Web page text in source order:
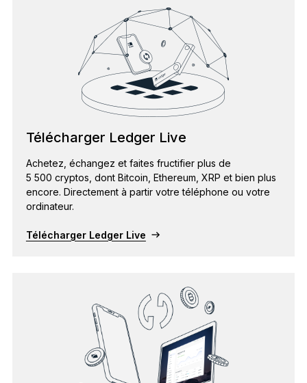
Télécharger Ledger Live
Achetez, échangez et faites fructifier plus de
5 500 cryptos, dont Bitcoin, Ethereum, XRP et bien plus
encore. Directement à partir votre téléphone ou votre
ordinateur.
Télécharger Ledger Live